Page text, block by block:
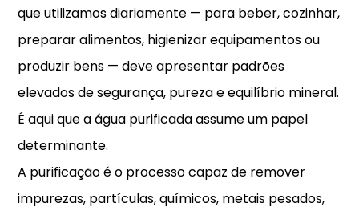
que utilizamos diariamente — para beber, cozinhar,
preparar alimentos, higienizar equipamentos ou
produzir bens — deve apresentar padrões
elevados de segurança, pureza e equilíbrio mineral.
É aqui que a água purificada assume um papel
determinante.
A purificação é o processo capaz de remover
impurezas, partículas, químicos, metais pesados,